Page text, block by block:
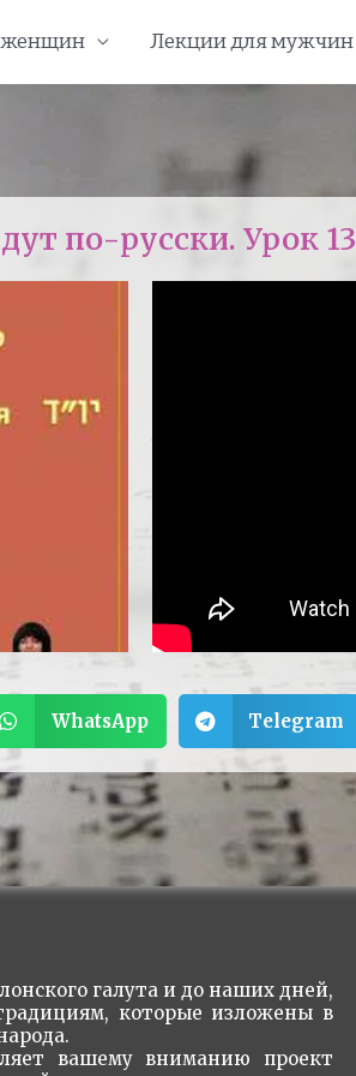
женщин Лекции для мужчин
по-русски. Урок 13
WhatsApp Telegram
галута и до наших дней,
которые изложены в
вашему вниманию проект